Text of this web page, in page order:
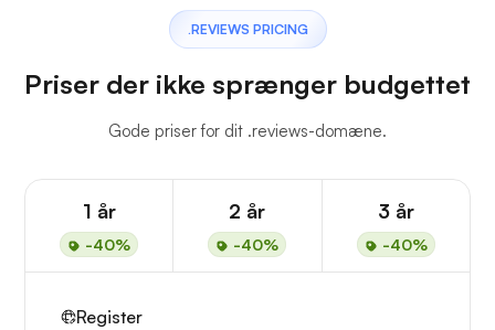
.REVIEWS PRICING
Priser der ikke sprænger budgettet
Gode priser for dit .reviews-domæne.
1 år
-40%
2 år
-40%
3 år
-40%
Register